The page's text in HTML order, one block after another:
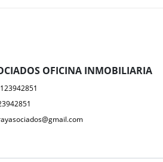
OFICINA INMOBILIARIA